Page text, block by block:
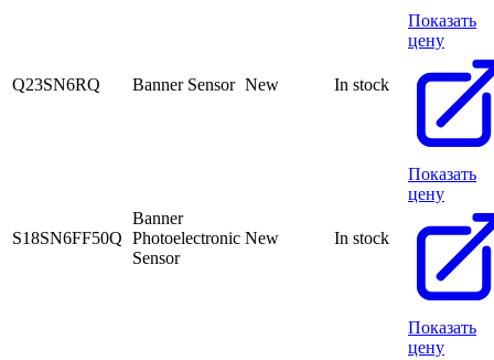
Q23SN6RQ Banner Sensor New In stock
Показать
цену
S18SN6FF50Q
Banner
Photoelectronic
Sensor
New In stock
Показать
цену
Показать
цену